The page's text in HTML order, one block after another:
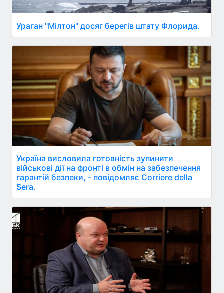
Ураган "Мілтон" досяг берегів штату Флорида.
Україна висловила готовність зупинити
військові дії на фронті в обмін на забезпечення
гарантій безпеки, - повідомляє Corriere della
Sera.